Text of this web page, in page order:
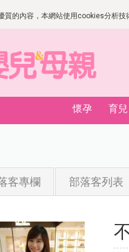
質的內容，本網站使用cookies分析
懷孕 育兒
客專欄 部落客列表